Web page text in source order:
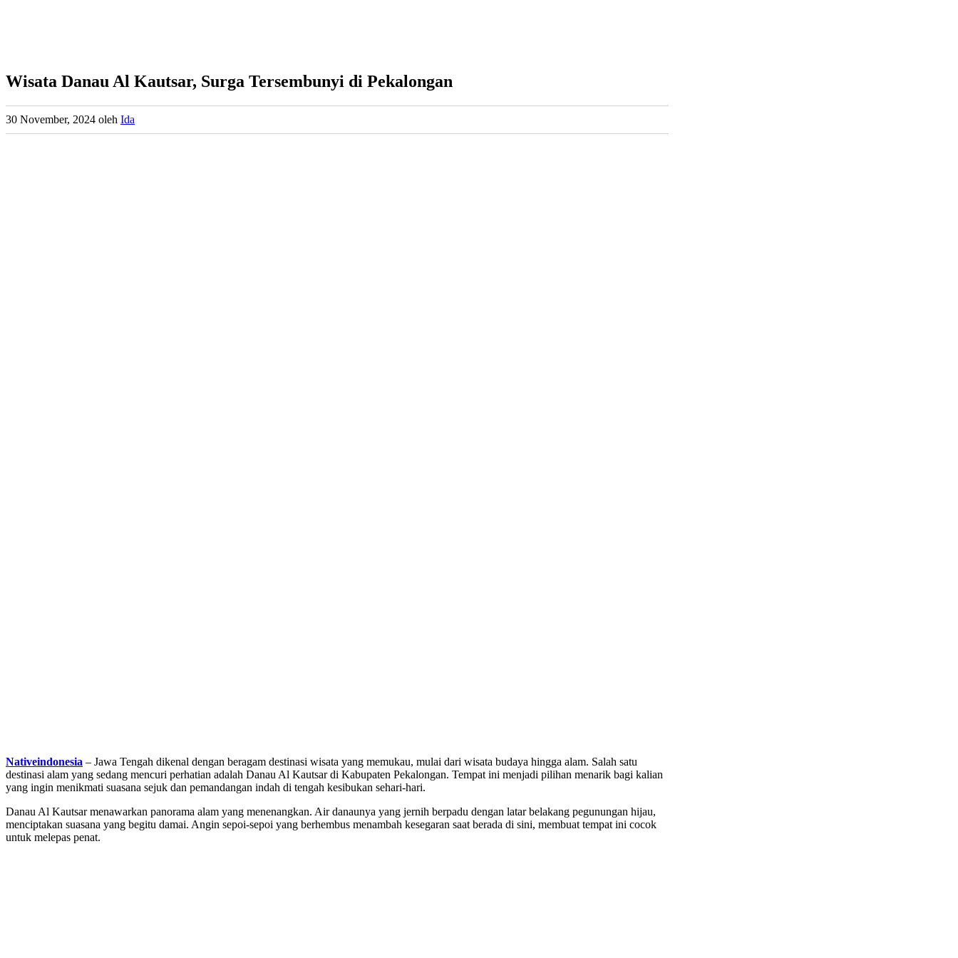
Wisata Danau Al Kautsar, Surga Tersembunyi di Pekalongan
30 November, 2024 oleh Ida
Nativeindonesia – Jawa Tengah dikenal dengan beragam destinasi wisata yang memukau, mulai dari wisata budaya hingga alam. Salah satu
destinasi alam yang sedang mencuri perhatian adalah Danau Al Kautsar di Kabupaten Pekalongan. Tempat ini menjadi pilihan menarik bagi kalian
yang ingin menikmati suasana sejuk dan pemandangan indah di tengah kesibukan sehari-hari.
Danau Al Kautsar menawarkan panorama alam yang menenangkan. Air danaunya yang jernih berpadu dengan latar belakang pegunungan hijau,
menciptakan suasana yang begitu damai. Angin sepoi-sepoi yang berhembus menambah kesegaran saat berada di sini, membuat tempat ini cocok
untuk melepas penat.